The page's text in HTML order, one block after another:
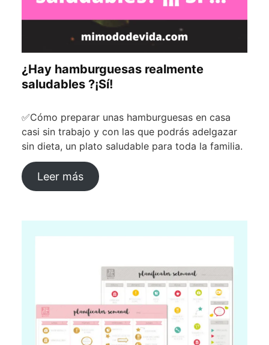
¿Hay hamburguesas realmente
saludables ?¡Sí!
✅Cómo preparar unas hamburguesas en casa
casi sin trabajo y con las que podrás adelgazar
sin dieta, un plato saludable para toda la familia.
Leer más